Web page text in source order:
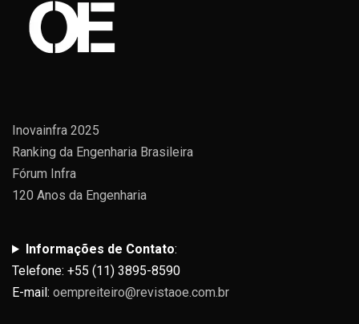
Inovainfra 2025
Ranking da Engenharia Brasileira
Fórum Infra
120 Anos da Engenharia
Informações de Contato:
Telefone: +55 (11) 3895-8590
E-mail: oempreiteiro@revistaoe.com.br